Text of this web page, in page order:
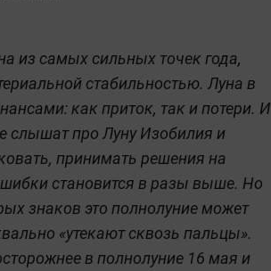
из самых сильных точек года,
стабильностью. Луна в
как приток, так и потери. И
слышат про Луну Изобилия и
принимать решения на
становится в разы выше. Но
знаков это полнолуние может
«утекают сквозь пальцы».
в полнолуние 16 мая и